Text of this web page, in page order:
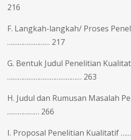
216
F. Langkah-langkah/ Proses
…………………… 217
G. Bentuk Judul Penelitian
…………………………………… 263
H. Judul dan Rumusan Masalah
……………… 266
I. Proposal Penelitian Kualitatif